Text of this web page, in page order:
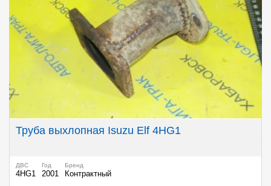
Труба выхлопная Isuzu Elf 4HG1
ДВС
4HG1
Год
2001
Бренд
Контрактный